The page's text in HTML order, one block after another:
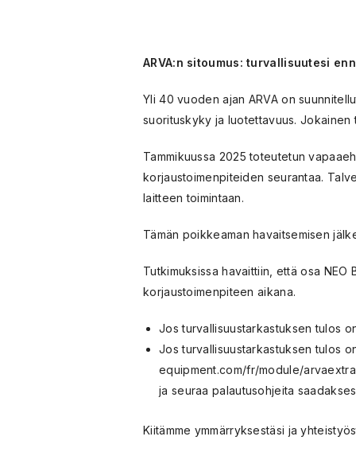
ARVA:n sitoumus: turvallisuutesi
Yli 40 vuoden ajan ARVA on
suorituskyky ja luotettavuus.
Tammikuussa 2025 toteutetun
korjaustoimenpiteiden seurantaa.
laitteen toimintaan.
Tämän poikkeaman havaitsemisen
Tutkimuksissa havaittiin, että osa
korjaustoimenpiteen aikana.
Jos turvallisuustarkastuksen tulos
Jos turvallisuustarkastuksen tulos
equipment.com/fr/module/
ja seuraa palautusohjeita
Kiitämme ymmärryksestäsi ja